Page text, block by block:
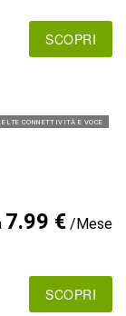
SCOPRI
LTE CONNETTIVITÀ E VOCE
7.99 €/Mese
SCOPRI